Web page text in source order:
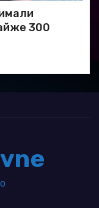
300